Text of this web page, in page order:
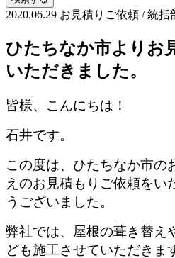
2020.06.29 お見積りご依頼 / 統
ひたちなか市よりお
いただきました。
皆様、こんにちは！
石井です。
この度は、ひたちなか市の
えのお見積もりご依頼をい
うございました。
弊社では、屋根の葺き替え
ども施工させていただきま